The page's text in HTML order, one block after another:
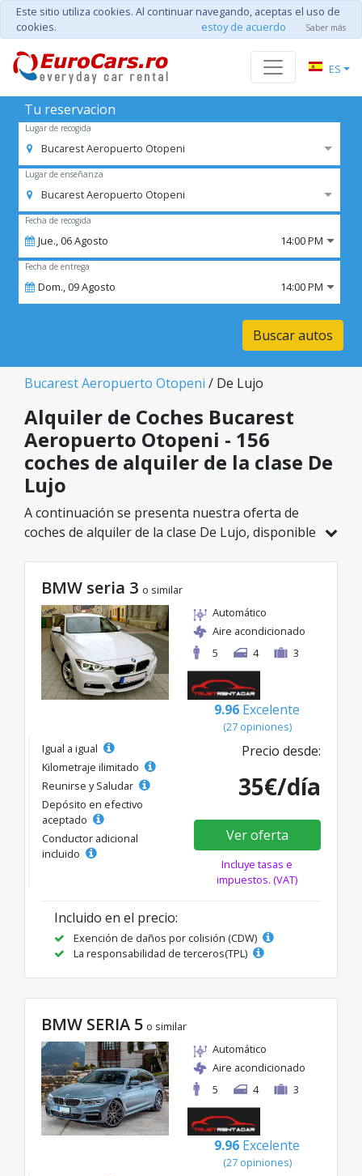
Este sitio utiliza cookies. Al continuar navegando, aceptas el uso de
cookies.
estoy de acuerdo Saber más
ES
Tu reservacion
Lugar de recogida
Bucarest Aeropuerto Otopeni
Lugar de enseñanza
Bucarest Aeropuerto Otopeni
Fecha de recogida
Jue.,06Agosto 14:00 PM
Fecha de entrega
Dom.,09Agosto 14:00 PM
Buscar autos
Bucarest Aeropuerto Otopeni / De Lujo
Alquiler de Coches Bucarest
Aeropuerto Otopeni - 156
coches de alquiler de la clase De
Lujo
A continuación se presenta nuestra oferta de
coches de alquiler de la clase De Lujo, disponible
modelo ideal de la categoría seleccionada, con
tarifas excelentes desde solo 32€/día.
BMW seria 3 o similar
Automático
Aire acondicionado
5
4 3
9.96 Excelente
(27 opiniones)
Igual a igual
Kilometraje ilimitado
Reunirse y Saludar
Depósito en efectivo
aceptado
Conductor adicional
incluido
Precio desde:
35€/día
Ver oferta
Incluye tasas e
impuestos. (VAT)
Incluido en el precio:
Exención de daños por colisión (CDW)
La responsabilidad de terceros(TPL)
BMW SERIA 5 o similar
Automático
Aire acondicionado
5
4 3
9.96 Excelente
(27 opiniones)